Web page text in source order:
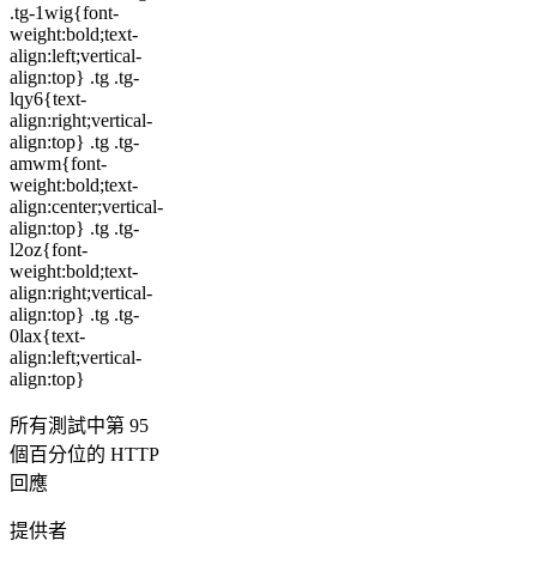
.tg-1wig{font-
weight:bold;text-
align:left;vertical-
align:top} .tg .tg-
lqy6{text-
align:right;vertical-
align:top} .tg .tg-
amwm{font-
weight:bold;text-
align:center;vertical-
align:top} .tg .tg-
l2oz{font-
weight:bold;text-
align:right;vertical-
align:top} .tg .tg-
0lax{text-
align:left;vertical-
align:top}
所有測試中第 95
個百分位的 HTTP
回應
提供者